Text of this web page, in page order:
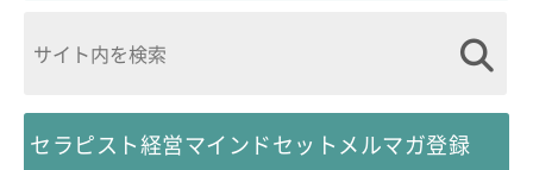
セラピスト経営マインドセットメルマガ登録